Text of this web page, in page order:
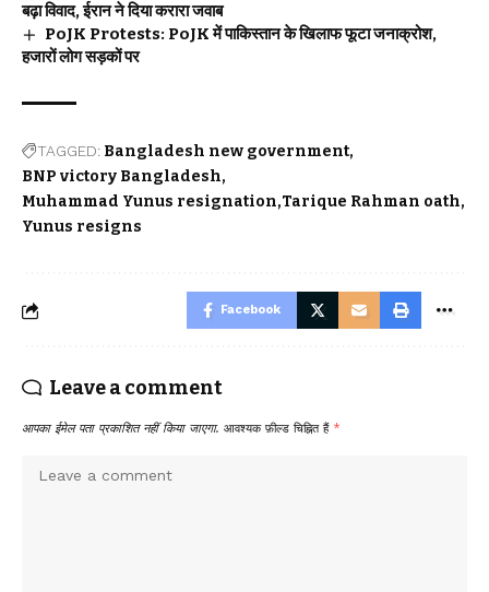
बढ़ा विवाद, ईरान ने दिया करारा जवाब
PoJK Protests: PoJK में पाकिस्तान के खिलाफ फूटा जनाक्रोश,
हजारों लोग सड़कों पर
TAGGED: Bangladesh new government
BNP victory Bangladesh
Muhammad Yunus resignation Tarique Rahman oath
Yunus resigns
Facebook
Leave a comment
आपका ईमेल पता प्रकाशित नहीं किया जाएगा. आवश्यक फ़ील्ड चिह्नित हैं *